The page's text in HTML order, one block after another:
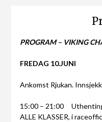
PROGRAM – VIKING
FREDAG 10.JUNI
Ankomst Rjukan.
15:00 – 21:00
ALLE KLASSER, i